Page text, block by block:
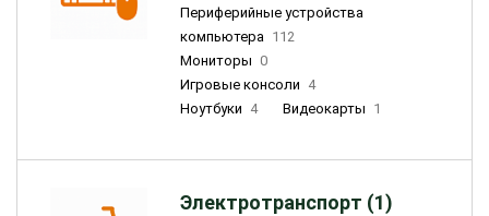
Периферийные устройства
компьютера 112
Мониторы 0
Игровые консоли 4
Ноутбуки 4 Видеокарты 1
Электротранспорт (1)